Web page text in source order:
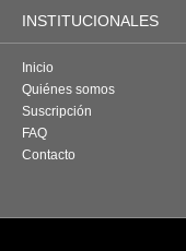
INSTITUCIONALES
Inicio
Quiénes somos
Suscripción
FAQ
Contacto